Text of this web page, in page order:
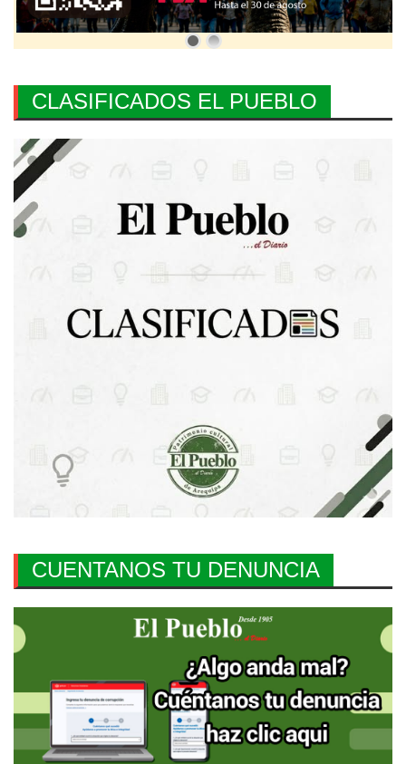
CLASIFICADOS EL PUEBLO
CUENTANOS TU DENUNCIA